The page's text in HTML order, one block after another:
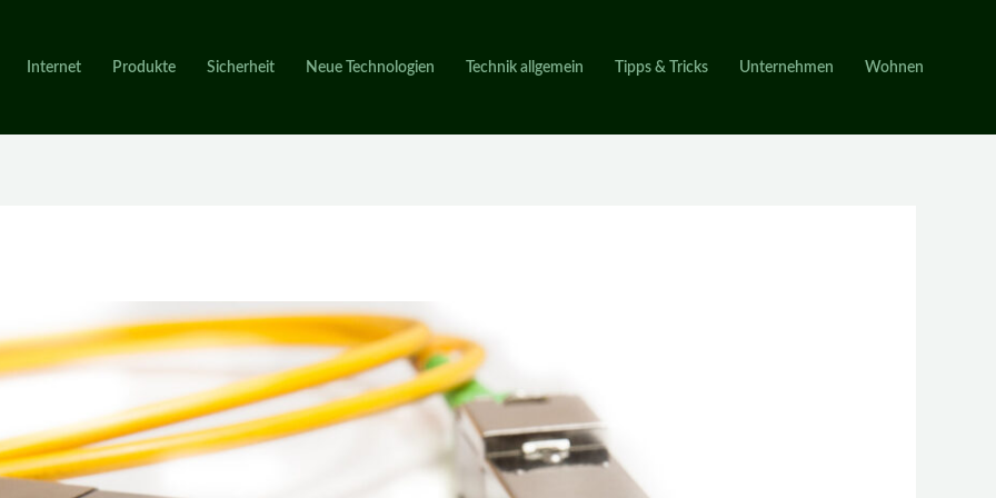
Internet Produkte Sicherheit Neue Technologien Technik allgemein Tipps & Tricks Unternehmen Wohnen